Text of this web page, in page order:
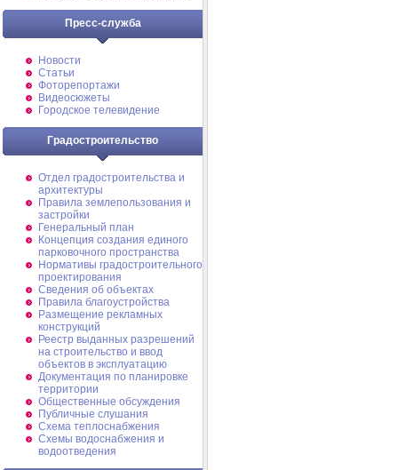
Пресс-служба
Новости
Статьи
Фоторепортажи
Видеосюжеты
Городское телевидение
Градостроительство
Отдел градостроительства и
архитектуры
Правила землепользования и
застройки
Генеральный план
Концепция создания единого
парковочного пространства
Нормативы градостроительного
проектирования
Сведения об объектах
Правила благоустройства
Размещение рекламных
конструкций
Реестр выданных разрешений
на строительство и ввод
объектов в эксплуатацию
Документация по планировке
территории
Общественные обсуждения
Публичные слушания
Схема теплоснабжения
Схемы водоснабжения и
водоотведения